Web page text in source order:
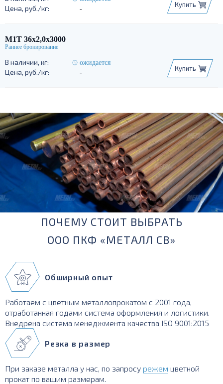
-
Купить
М1Т 36х2,0х3000
ожидается
-
Купить
ПОЧЕМУ СТОИТ ВЫБРАТЬ
ООО ПКФ «МЕТАЛЛ СВ»
Обширный опыт
Работаем с цветным металлопрокатом с 2001 года,
отработанная годами система оформления и логистики.
Внедрена система менеджмента качества ISO 9001:2015
Резка в размер
При заказе металла у нас, по запросу режем цветной
прокат по вашим размерам.